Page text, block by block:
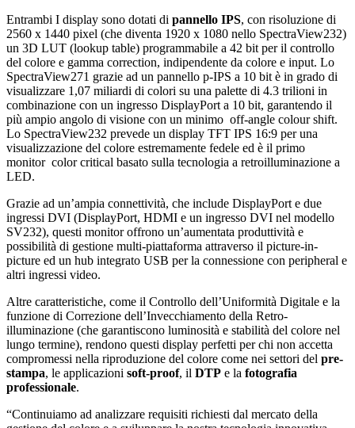
Entrambi I display sono dotati di pannello IPS, con risoluzione di
2560 x 1440 pixel (che diventa 1920 x 1080 nello SpectraView232)
un 3D LUT (lookup table) programmabile a 42 bit per il controllo
del colore e gamma correction, indipendente da colore e input. Lo
SpectraView271 grazie ad un pannello p-IPS a 10 bit è in grado di
visualizzare 1,07 miliardi di colori su una palette di 4.3 trilioni in
combinazione con un ingresso DisplayPort a 10 bit, garantendo il
più ampio angolo di visione con un minimo off-angle colour shift.
Lo SpectraView232 prevede un display TFT IPS 16:9 per una
visualizzazione del colore estremamente fedele ed è il primo
monitor color critical basato sulla tecnologia a retroilluminazione a
LED.
Grazie ad un’ampia connettività, che include DisplayPort e due
ingressi DVI (DisplayPort, HDMI e un ingresso DVI nel modello
SV232), questi monitor offrono un’aumentata produttività e
possibilità di gestione multi-piattaforma attraverso il picture-in-
picture ed un hub integrato USB per la connessione con peripheral e
altri ingressi video.
Altre caratteristiche, come il Controllo dell’Uniformità Digitale e la
funzione di Correzione dell’Invecchiamento della Retro-
illuminazione (che garantiscono luminosità e stabilità del colore nel
lungo termine), rendono questi display perfetti per chi non accetta
compromessi nella riproduzione del colore come nei settori del pre-
stampa, le applicazioni soft-proof, il DTP e la fotografia
professionale.
“Continuiamo ad analizzare requisiti richiesti dal mercato della